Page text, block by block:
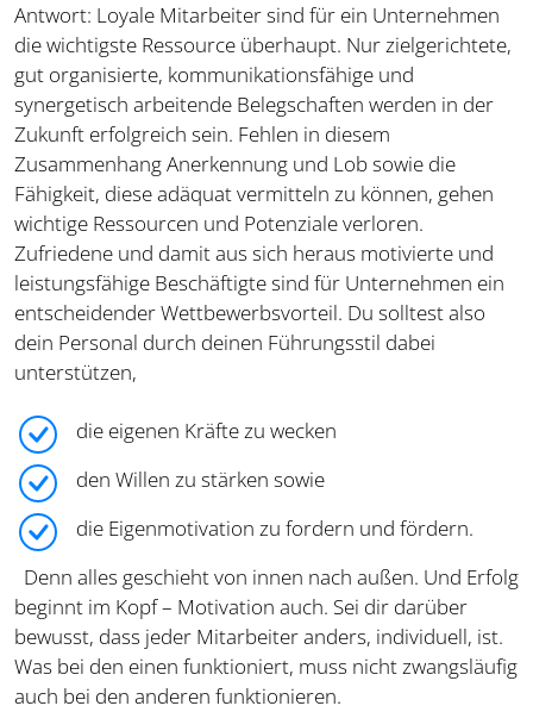
Antwort: Loyale Mitarbeiter sind für ein Unternehmen
die wichtigste Ressource überhaupt. Nur zielgerichtete,
gut organisierte, kommunikationsfähige und
synergetisch arbeitende Belegschaften werden in der
Zukunft erfolgreich sein. Fehlen in diesem
Zusammenhang Anerkennung und Lob sowie die
Fähigkeit, diese adäquat vermitteln zu können, gehen
wichtige Ressourcen und Potenziale verloren.
Zufriedene und damit aus sich heraus motivierte und
leistungsfähige Beschäftigte sind für Unternehmen ein
entscheidender Wettbewerbsvorteil. Du solltest also
dein Personal durch deinen Führungsstil dabei
unterstützen,
die eigenen Kräfte zu wecken
den Willen zu stärken sowie
die Eigenmotivation zu fordern und fördern.
Denn alles geschieht von innen nach außen. Und Erfolg
beginnt im Kopf – Motivation auch. Sei dir darüber
bewusst, dass jeder Mitarbeiter anders, individuell, ist.
Was bei den einen funktioniert, muss nicht zwangsläufig
auch bei den anderen funktionieren.